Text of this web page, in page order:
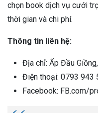
chọn book dịch vụ cưới
thời gian và chi phí.
Thông tin liên hệ:
Địa chỉ: Ấp Đầu
Điện thoại: 0793 943
Facebook: FB.com/